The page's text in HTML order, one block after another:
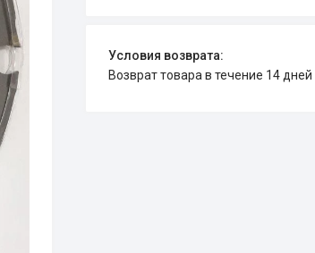
возврат товара в течение 14 дней